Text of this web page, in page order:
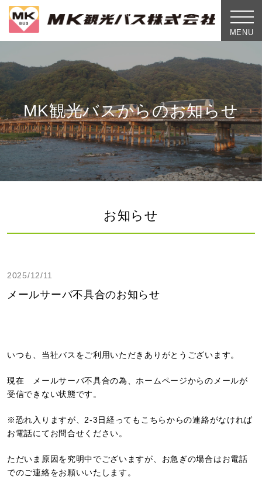
toggle
MENU
MK観光バスからのお知らせ
お知らせ
2025/12/11
メールサーバ不具合のお知らせ
いつも、当社バスをご利用いただきありがとうございます。
現在 メールサーバ不具合の為、ホームページからのメールが
受信できない状態です。
※恐れ入りますが、2-3日経ってもこちらからの連絡がなければ
お電話にてお問合せください。
ただいま原因を究明中でございますが、お急ぎの場合はお電話
でのご連絡をお願いいたします。